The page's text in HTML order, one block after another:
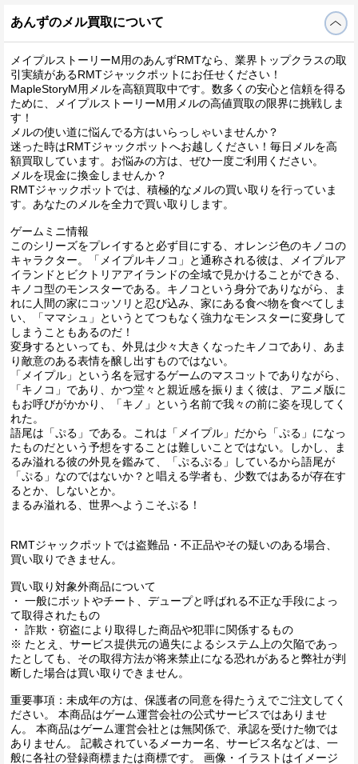
あんずのメル買取について
メイプルストーリーM用のあんずRMTなら、業界トップクラスの取
引実績があるRMTジャックポットにお任せください！
MapleStoryM用メルを高額買取中です。数多くの安心と信頼を得る
ために、メイプルストーリーM用メルの高値買取の限界に挑戦しま
す！
メルの使い道に悩んでる方はいらっしゃいませんか？
迷った時はRMTジャックポットへお越しください！毎日メルを高
額買取しています。お悩みの方は、ぜひ一度ご利用ください。
メルを現金に換金しませんか？
RMTジャックポットでは、積極的なメルの買い取りを行っていま
す。あなたのメルを全力で買い取りします。
ゲームミニ情報
このシリーズをプレイすると必ず目にする、オレンジ色のキノコの
キャラクター。「メイプルキノコ」と通称される彼は、メイプルア
イランドとビクトリアアイランドの全域で見かけることができる、
キノコ型のモンスターである。キノコという身分でありながら、ま
れに人間の家にコッソリと忍び込み、家にある食べ物を食べてしま
い、「ママシュ」というとてつもなく強力なモンスターに変身して
しまうこともあるのだ！
変身するといっても、外見は少々大きくなったキノコであり、あま
り敵意のある表情を醸し出すものではない。
「メイプル」という名を冠するゲームのマスコットでありながら、
「キノコ」であり、かつ堂々と親近感を振りまく彼は、アニメ版に
もお呼びがかかり、「キノ」という名前で我々の前に姿を現してく
れた。
語尾は「ぷる」である。これは「メイプル」だから「ぷる」になっ
たものだという予想をすることは難しいことではない。しかし、ま
るみ溢れる彼の外見を鑑みて、「ぷるぷる」しているから語尾が
「ぷる」なのではないか？と唱える学者も、少数ではあるが存在す
るとか、しないとか。
まるみ溢れる、世界へようこそぷる！
RMTジャックポットでは盗難品・不正品やその疑いのある場合、
買い取りできません。
買い取り対象外商品について
・ 一般にボットやチート、デュープと呼ばれる不正な手段によっ
て取得されたもの
・ 詐欺・窃盗により取得した商品や犯罪に関係するもの
※ たとえ、サービス提供元の過失によるシステム上の欠陥であっ
たとしても、その取得方法が将来禁止になる恐れがあると弊社が判
断した場合は買い取りできません。
重要事項：未成年の方は、保護者の同意を得たうえでご注文してく
ださい。 本商品はゲーム運営会社の公式サービスではありませ
ん。 本商品はゲーム運営会社とは無関係で、承認を受けた物では
ありません。 記載されているメーカー名、サービス名などは、一
般に各社の登録商標または商標です。 画像・イラストはイメージ